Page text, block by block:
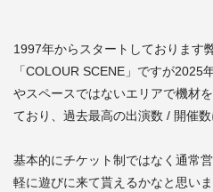
1997年からスタートしております
「COLOUR SCENE」ですが2025
やスペースではないエリアで機材
ており、過去最高の出演数 / 開催数
基本的にチケット制ではなく通常
軽に遊びに来て貰えるかなと思いま